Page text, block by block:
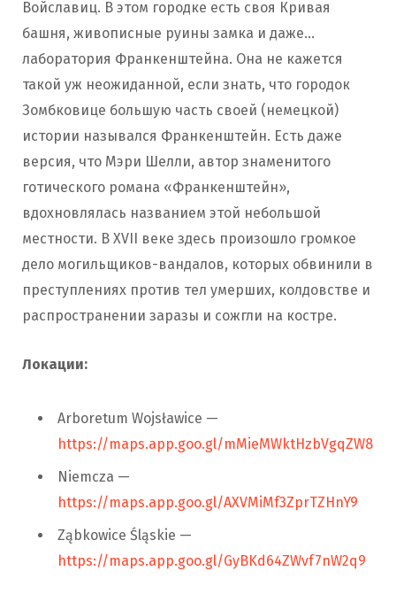
Войславиц. В этом городке есть своя Кривая
башня, живописные руины замка и даже…
лаборатория Франкенштейна. Она не кажется
такой уж неожиданной, если знать, что городок
Зомбковице большую часть своей (немецкой)
истории назывался Франкенштейн. Есть даже
версия, что Мэри Шелли, автор знаменитого
готического романа «Франкенштейн»,
вдохновлялась названием этой небольшой
местности. В XVII веке здесь произошло громкое
дело могильщиков-вандалов, которых обвинили в
преступлениях против тел умерших, колдовстве и
распространении заразы и сожгли на костре.
Локации:
Arboretum Wojsławice —
https://maps.app.goo.gl/mMieMWktHzbVgqZW8
Niemcza —
https://maps.app.goo.gl/AXVMiMf3ZprTZHnY9
Ząbkowice Śląskie —
https://maps.app.goo.gl/GyBKd64ZWvf7nW2q9